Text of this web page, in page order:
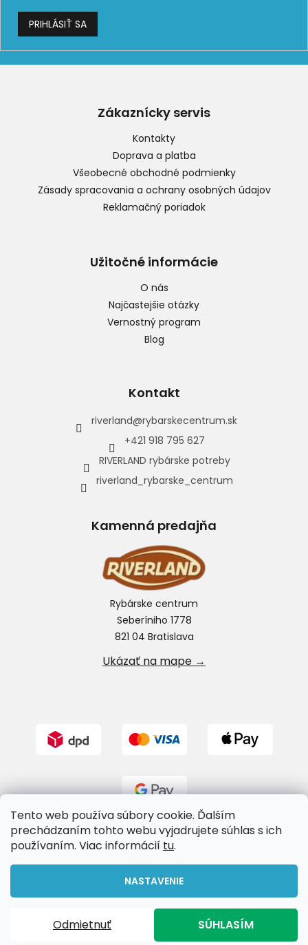
Tento web používa súbory cookie. Ďalším
prechádzaním tohto webu vyjadrujete súhlas s ich
používaním. Viac informácií tu.
NASTAVENIE
Odmietnuť SÚHLASÍM
PRIHLÁSIŤ SA
Zákaznícky servis
Kontakty
Doprava a platba
Všeobecné obchodné podmienky
Zásady spracovania a ochrany osobných údajov
Reklamačný poriadok
Užitočné informácie
O nás
Najčastejšie otázky
Vernostný program
Blog
Kontakt
riverland@rybarskecentrum.sk
+421 918 795 627
RIVERLAND rybárske potreby
riverland_rybarske_centrum
Kamenná predajňa
Rybárske centrum
Seberíniho 1778
821 04 Bratislava
Ukázať na mape →
Riverland.sk. Všetky práva vyhradené.
Upraviť nastavenie cookies